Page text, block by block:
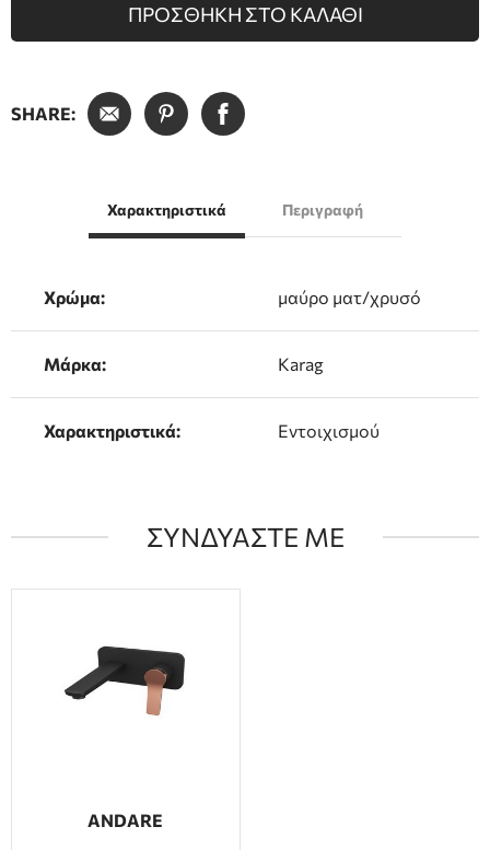
ΠΡΟΣΘΗΚΗ ΣΤΟ ΚΑΛΑΘΙ
SHARE:
Χαρακτηριστικά
Χρώμα: μαύρο ματ/χρυσό
Μάρκα: Karag
Χαρακτηριστικά: Εντοιχισμού
Περιγραφή
ΣΥΝΔΥΑΣΤΕ ΜΕ
ANDARE